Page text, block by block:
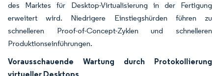
des Marktes für Desktop-Virtualisierung in der Fertigung
erweitert wird. Niedrigere Einstiegshürden führen zu
schnelleren Proof-of-Concept-Zyklen und schnelleren
Produktionseinführungen.
Vorausschauende Wartung durch Protokollierung
virtueller Desktops